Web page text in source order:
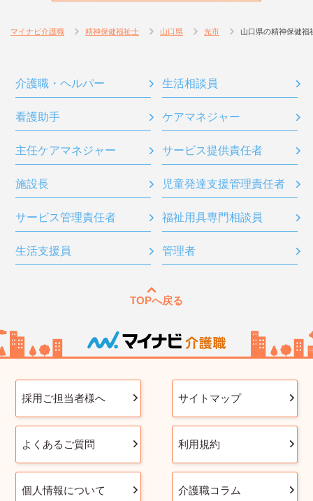
マイナビ介護職 精神保健福祉士 山口県 光市 山口県の精神保健福
介護職・ヘルパー 生活相談員
看護助手 ケアマネジャー
主任ケアマネジャー サービス提供責任者
施設長 児童発達支援管理責任者
サービス管理責任者 福祉用具専門相談員
生活支援員 管理者
TOPへ戻る
採用ご担当者様へ サイトマップ
よくあるご質問 利用規約
個人情報について 介護職コラム